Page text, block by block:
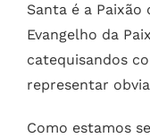
Santa é a Paixão
Evangelho da
catequisandos
representar
Como estamos